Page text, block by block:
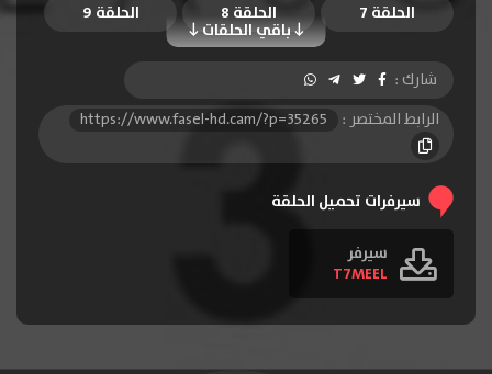
باقي الحلقات
الحلقة 7 الحلقة 8
الحلقة 9
الحلقة 14
الحلقة 25
شارك :
الرابط المختصر :
https://www.fasel-hd.cam/?p=35265
سيرفرات تحميل الحلقة
سيرفر
T7MEEL